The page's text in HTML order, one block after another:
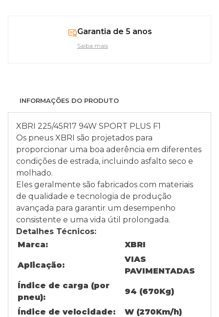
Garantia de 5 anos
Saiba mais
INFORMAÇÕES DO PRODUTO
XBRI 225/45R17 94W SPORT PLUS F1
Os pneus XBRI são projetados para
proporcionar uma boa aderência em diferentes
condições de estrada, incluindo asfalto seco e
molhado.
Eles geralmente são fabricados com materiais
de qualidade e tecnologia de produção
avançada para garantir um desempenho
consistente e uma vida útil prolongada.
Detalhes Técnicos:
Marca:
XBRI
Aplicação:
VIAS
PAVIMENTADAS
Índice de carga (por
pneu):
94 (670Kg)
Índice de velocidade:
W (270Km/h)